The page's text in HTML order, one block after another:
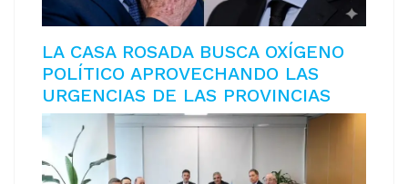
LA CASA ROSADA BUSCA OXÍGENO
POLÍTICO APROVECHANDO LAS
URGENCIAS DE LAS PROVINCIAS